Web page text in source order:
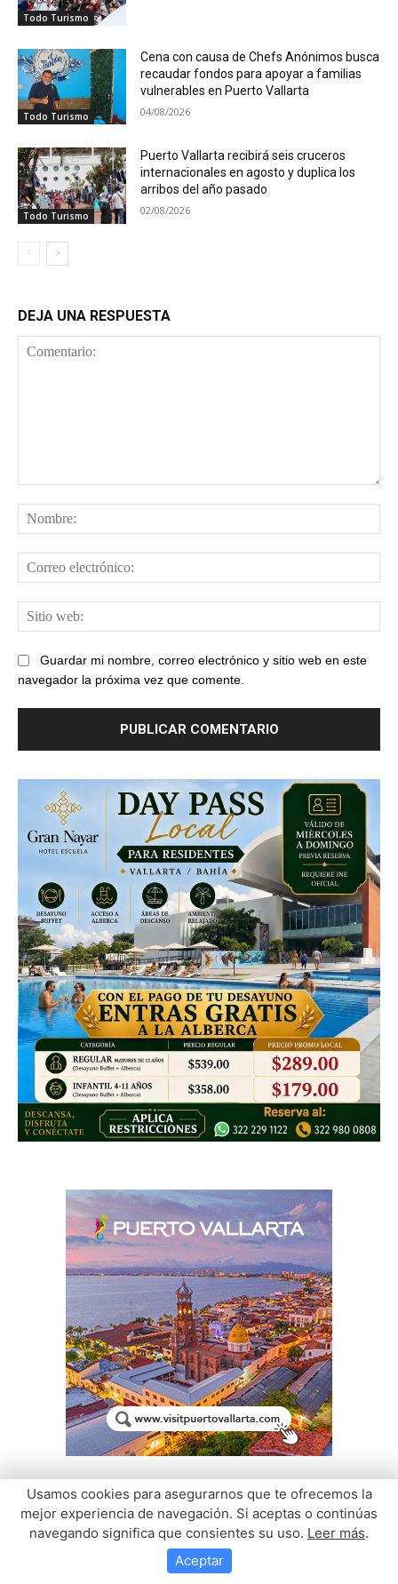
Usamos cookies para asegurarnos que te ofrecemos la
mejor experiencia de navegación. Si aceptas o continúas
navegando significa que consientes su uso. Leer más.
Aceptar